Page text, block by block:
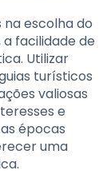
escolha do
facilidade de
Utilizar
turísticos
valiosas
e
épocas
uma